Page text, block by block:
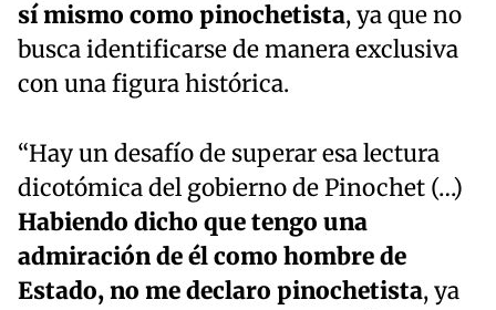
sí mismo como pinochetista, ya que no
busca identificarse de manera exclusiva
con una figura histórica.
“Hay un desafío de superar esa lectura
dicotómica del gobierno de Pinochet (…)
Habiendo dicho que tengo una
admiración de él como hombre de
Estado, no me declaro pinochetista, ya